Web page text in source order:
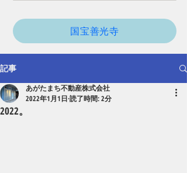
国宝善光寺
記事
2022。
あがたまち不動産株式会社
2022年1月1日 読了時間: 2分